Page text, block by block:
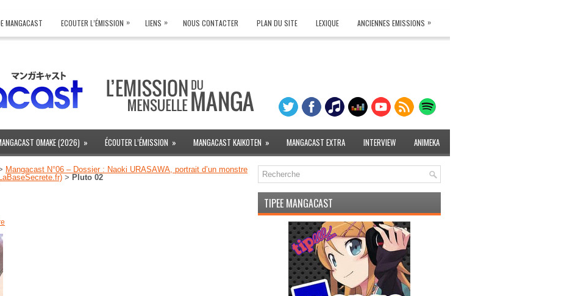
MANGACAST ECOUTER L’ÉMISSION » LIENS » NOUS CONTACTER PLAN DU SITE LEXIQUE ANCIENNES EMISSIONS »
OMAKE (2026) » ÉCOUTER L’ÉMISSION » MANGACAST KAIKOTEN » MANGACAST EXTRA INTERVIEW ANIMEKA
Mangacast N°06 – Dossier : Naoki URASAWA, portrait d’un monstre
> Pluto 02
TIPEE MANGACAST